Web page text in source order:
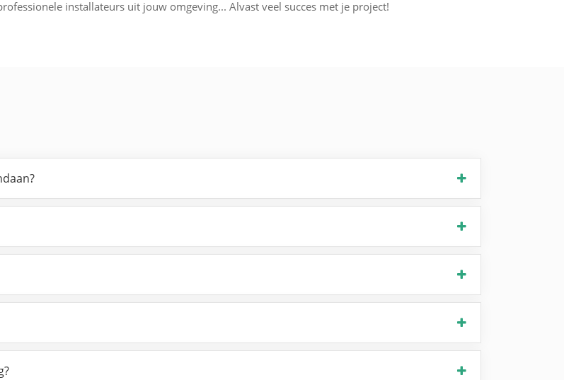
installateurs uit jouw omgeving... Alvast veel succes met je project!